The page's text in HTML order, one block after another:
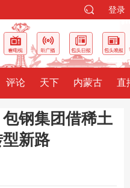
登录
评论 天下 内蒙古 直
钢集团借稀土
新路